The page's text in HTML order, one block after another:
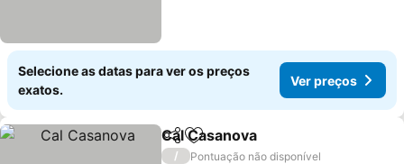
Selecione as datas para ver os preços
exatos.
Ver preços
PartilharAdicionar aos favoritos
Cal Casanova
/
Pontuação não disponível